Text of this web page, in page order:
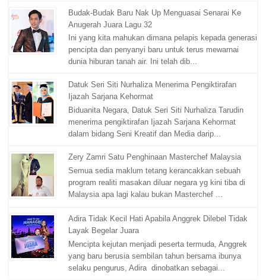
Budak-Budak Baru Nak Up Menguasai Senarai Ke
Anugerah Juara Lagu 32
Ini yang kita mahukan dimana pelapis kepada generasi
pencipta dan penyanyi baru untuk terus mewarnai
dunia hiburan tanah air. Ini telah dib...
Datuk Seri Siti Nurhaliza Menerima Pengiktirafan
Ijazah Sarjana Kehormat
Biduanita Negara, Datuk Seri Siti Nurhaliza Tarudin
menerima pengiktirafan Ijazah Sarjana Kehormat
dalam bidang Seni Kreatif dan Media darip...
Zery Zamri Satu Penghinaan Masterchef Malaysia
Semua sedia maklum tetang kerancakkan sebuah
program realiti masakan diluar negara yg kini tiba di
Malaysia apa lagi kalau bukan Masterchef ...
Adira Tidak Kecil Hati Apabila Anggrek Dilebel Tidak
Layak Begelar Juara
Mencipta kejutan menjadi peserta termuda, Anggrek
yang baru berusia sembilan tahun bersama ibunya
selaku pengurus, Adira dinobatkan sebagai...